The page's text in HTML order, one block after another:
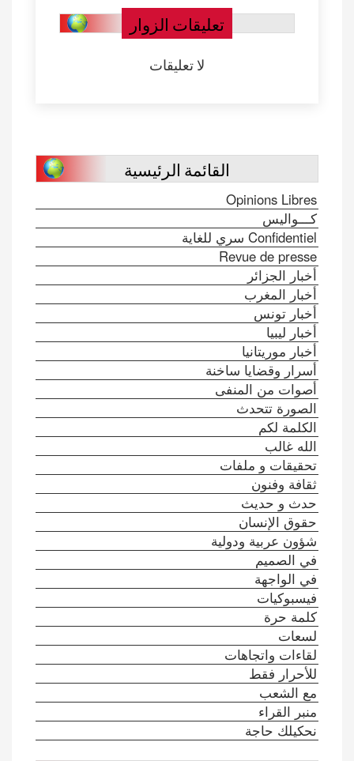
تعليقات الزوار
لا تعليقات
القائمة الرئيسية
Opinions Libres
كـــواليس
Confidentiel سري للغاية
Revue de presse
أخبار الجزائر
أخبار المغرب
أخبار تونس
أخبار ليبيا
أخبار موريتانيا
أسرار وقضايا ساخنة
أصوات من المنفى
الصورة تتحدث
الكلمة لكم
الله غالب
تحقيقات و ملفات
ثقافة وفنون
حدث و حديث
حقوق الإنسان
شؤون عربية ودولية
في الصميم
في الواجهة
فيسبوكيات
كلمة حرة
لسعات
لقاءات واتجاهات
للأحرار فقط
مع الشعب
منبر القراء
نحكيلك حاجة